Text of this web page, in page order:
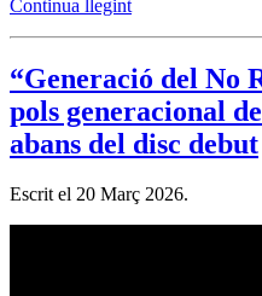
Continua llegint
“Generació del No
pols generacional
abans del disc debut
Escrit el 20 Març 2026.